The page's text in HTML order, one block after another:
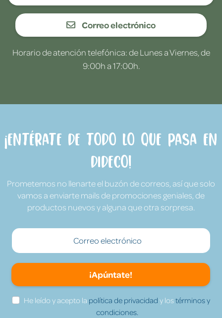
Correo electrónico
Horario de atención telefónica: de Lunes a Viernes, de
9:00h a 17:00h.
¡Entérate de todo lo que pasa en
Dideco!
Prometemos no llenarte el buzón de correos, así que solo
vamos a enviarte mails de promociones geniales, de
productos nuevos y alguna que otra sorpresa.
¡Apúntate!
He leído y acepto la política de privacidad y lostérminos y
condiciones.